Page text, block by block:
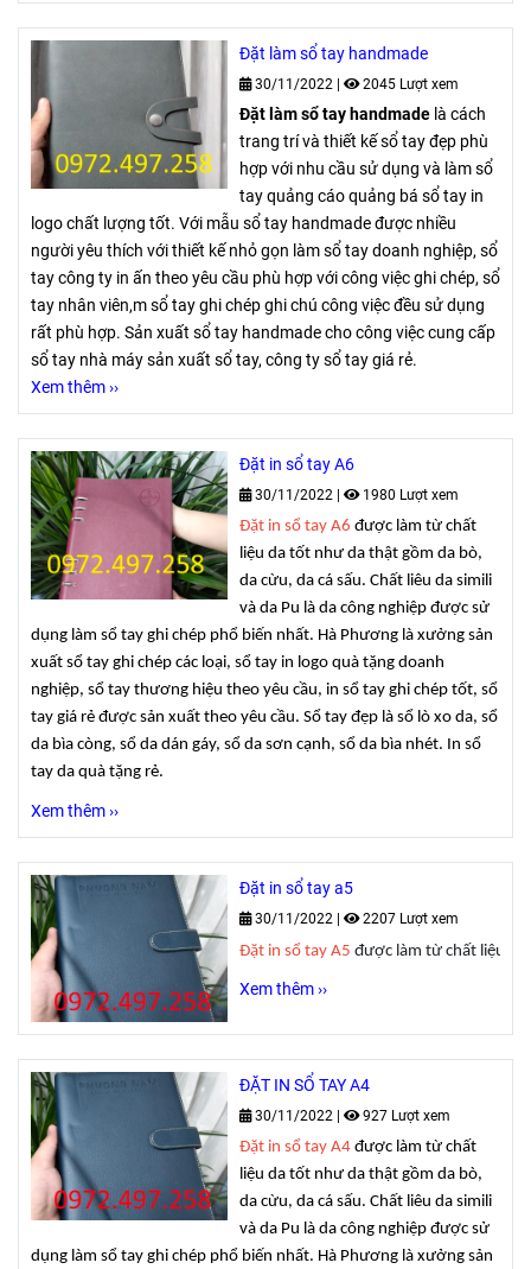
Đặt làm sổ tay handmade
30/11/2022 | 2045 Lượt xem
Đặt làm sổ tay handmade là cách
trang trí và thiết kế sổ tay đẹp phù
hợp với nhu cầu sử dụng và làm sổ
tay quảng cáo quảng bá sổ tay in
logo chất lượng tốt. Với mẫu sổ tay handmade được nhiều
người yêu thích với thiết kế nhỏ gọn làm sổ tay doanh nghiệp, sổ
tay công ty in ấn theo yêu cầu phù hợp với công việc ghi chép, sổ
tay nhân viên,m sổ tay ghi chép ghi chú công việc đều sử dụng
rất phù hợp. Sản xuất sổ tay handmade cho công việc cung cấp
sổ tay nhà máy sản xuất sổ tay, công ty sổ tay giá rẻ.
Xem thêm ››
Đặt in sổ tay A6
30/11/2022 | 1980 Lượt xem
Đặt in sổ tay A6được làm từ chất
liệu da tốt như da thật gồm da bò,
da cừu, da cá sấu. Chất liêu da simili
và da Pu là da công nghiệp được sử
dụng làm sổ tay ghi chép phổ biến nhất. Hà Phương là xưởng sản
xuất sổ tay ghi chép các loại, sổ tay in logo quà tặng doanh
nghiệp, sổ tay thương hiệu theo yêu cầu, in sổ tay ghi chép tốt, sổ
tay giá rẻ được sản xuất theo yêu cầu. Sổ tay đẹp là sổ lò xo da, sổ
da bìa còng, sổ da dán gáy, sổ da sơn cạnh, sổ da bìa nhét. In sổ
tay da quà tặng rẻ.
Xem thêm ››
Đặt in sổ tay a5
30/11/2022 | 2207 Lượt xem
Đặt in sổ tay A5 được làm từ chất liệu da
Xem thêm ››
ĐẶT IN SỔ TAY A4
30/11/2022 | 927 Lượt xem
Đặt in sổ tay A4được làm từ chất
liệu da tốt như da thật gồm da bò,
da cừu, da cá sấu. Chất liêu da simili
và da Pu là da công nghiệp được sử
dụng làm sổ tay ghi chép phổ biến nhất. Hà Phương là xưởng sản